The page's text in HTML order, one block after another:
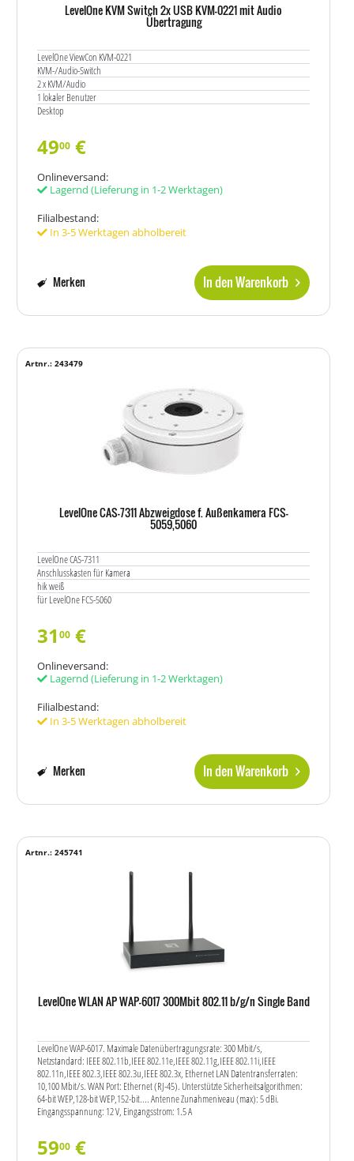
LevelOne KVM Switch 2x USB KVM-0221 mit Audio
Übertragung
LevelOne ViewCon KVM-0221
KVM-/Audio-Switch
2 x KVM/Audio
1 lokaler Benutzer
Desktop
4900 €
Onlineversand:
Lagernd (Lieferung in 1-2 Werktagen)
Filialbestand:
In 3-5 Werktagen abholbereit
In den Warenkorb
Merken
LevelOne CAS-7311 Abzweigdose f. Außenkamera FCS-
5059,5060
LevelOne CAS-7311
Anschlusskasten für Kamera
hik weiß
für LevelOne FCS-5060
Artnr.: 243479
3100 €
Onlineversand:
Lagernd (Lieferung in 1-2 Werktagen)
Filialbestand:
In 3-5 Werktagen abholbereit
In den Warenkorb
Merken
LevelOne WLAN AP WAP-6017 300Mbit 802.11 b/g/n Single Band
LevelOne WAP-6017. Maximale Datenübertragungsrate: 300 Mbit/s,
Netzstandard: IEEE 802.11b,IEEE 802.11e,IEEE 802.11g,IEEE 802.11i,IEEE
802.11n,IEEE 802.3,IEEE 802.3u,IEEE 802.3x, Ethernet LAN Datentransferraten:
10,100 Mbit/s. WAN Port: Ethernet (RJ-45). Unterstützte Sicherheitsalgorithmen:
64-bit WEP,128-bit WEP,152-bit.... Antenne Zunahmeniveau (max): 5 dBi.
Eingangsspannung: 12 V, Eingangsstrom: 1.5 A
Artnr.: 245741
5900 €